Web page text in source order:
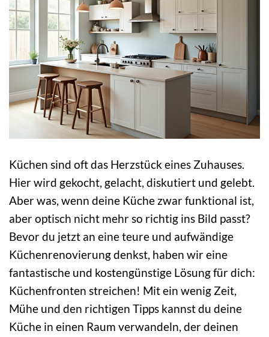
Küchen sind oft das Herzstück eines Zuhauses.
Hier wird gekocht, gelacht, diskutiert und gelebt.
Aber was, wenn deine Küche zwar funktional ist,
aber optisch nicht mehr so richtig ins Bild passt?
Bevor du jetzt an eine teure und aufwändige
Küchenrenovierung denkst, haben wir eine
fantastische und kostengünstige Lösung für dich:
Küchenfronten streichen! Mit ein wenig Zeit,
Mühe und den richtigen Tipps kannst du deine
Küche in einen Raum verwandeln, der deinen